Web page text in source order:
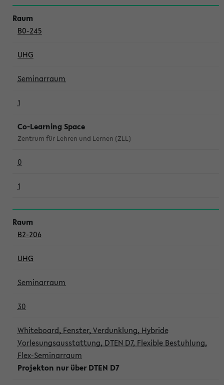
B0-245
UHG
Seminarraum
1
Co-Learning Space
Zentrum für Lehren und Lernen (ZLL)
0
1
B2-206
UHG
Seminarraum
30
Whiteboard, Fenster, Verdunklung, Hybride
Vorlesungsausstattung, DTEN D7, Flexible Bestuhlung,
Flex-Seminarraum
Projekton nur über DTEN D7